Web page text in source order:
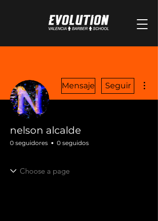
Mensaje Seguir
nelson alcalde
0 seguidores 0 seguidos